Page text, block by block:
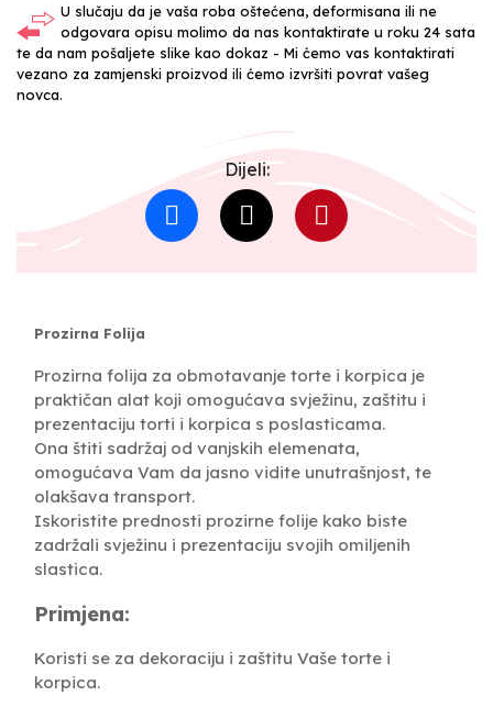
U slučaju da je vaša roba oštećena, deformisana ili ne
odgovara opisu molimo da nas kontaktirate u roku 24 sata
te da nam pošaljete slike kao dokaz - Mi ćemo vas kontaktirati
vezano za zamjenski proizvod ili ćemo izvršiti povrat vašeg
novca.
Dijeli:
Prozirna Folija
Prozirna folija za obmotavanje torte i korpica je
praktičan alat koji omogućava svježinu, zaštitu i
prezentaciju torti i korpica s poslasticama.
Ona štiti sadržaj od vanjskih elemenata,
omogućava Vam da jasno vidite unutrašnjost, te
olakšava transport.
Iskoristite prednosti prozirne folije kako biste
zadržali svježinu i prezentaciju svojih omiljenih
slastica.
Primjena:
Koristi se za dekoraciju i zaštitu Vaše torte i
korpica.